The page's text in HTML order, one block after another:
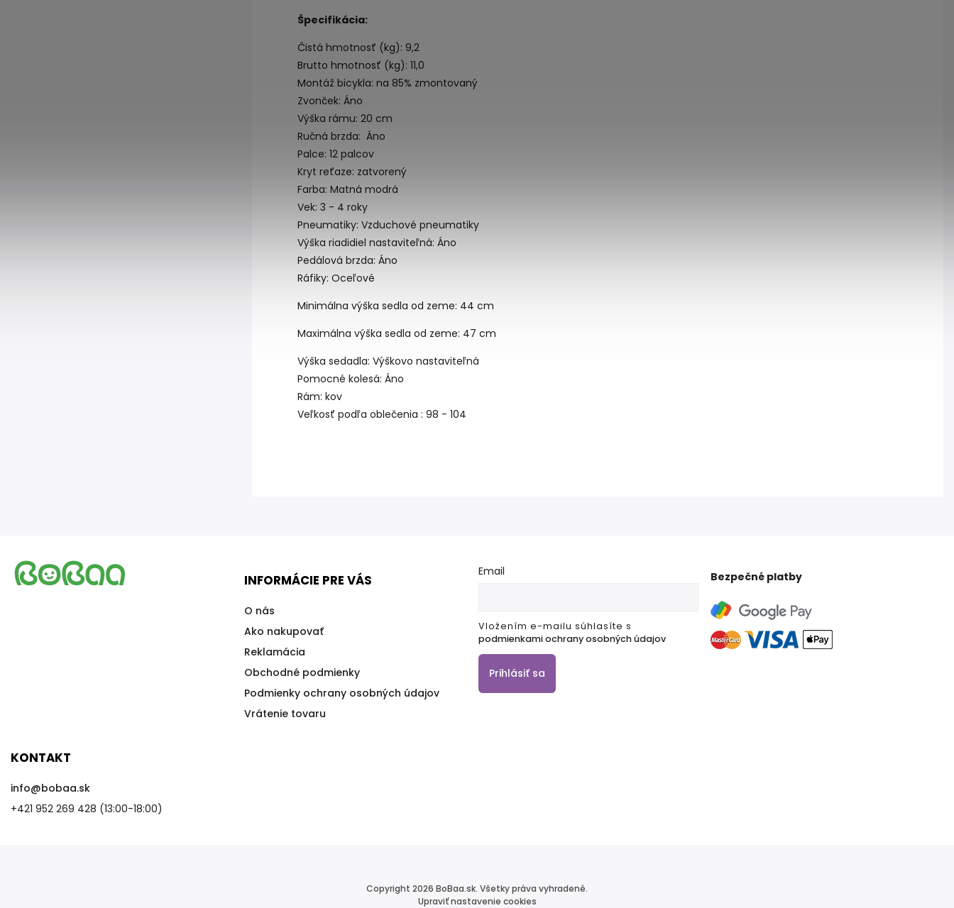
Špecifikácia:
Čistá hmotnosť (kg): 9,2
Brutto hmotnosť (kg): 11,0
Montáž bicykla: na 85% zmontovaný
Zvonček: Áno
Výška rámu: 20 cm
Ručná brzda: Áno
Palce: 12 palcov
Kryt reťaze: zatvorený
Farba: Matná modrá
Vek: 3 - 4 roky
Pneumatiky: Vzduchové pneumatiky
Výška riadidiel nastaviteľná: Áno
Pedálová brzda: Áno
Ráfiky: Oceľové
Minimálna výška sedla od zeme: 44 cm
Maximálna výška sedla od zeme: 47 cm
Výška sedadla: Výškovo nastaviteľná
Pomocné kolesá: Áno
Rám: kov
Veľkosť podľa oblečenia : 98 - 104
INFORMÁCIE PRE VÁS
O nás
Ako nakupovať
Reklamácia
Obchodné podmienky
Podmienky ochrany osobných údajov
Vrátenie tovaru
Email
Vložením e-mailu súhlasíte s
podmienkami ochrany osobných údajov
Prihlásiť sa
Bezpečné platby
KONTAKT
info@bobaa.sk
+421 952 269 428 (13:00-18:00)
Copyright 2026 BoBaa.sk. Všetky práva vyhradené.
Upraviť nastavenie cookies